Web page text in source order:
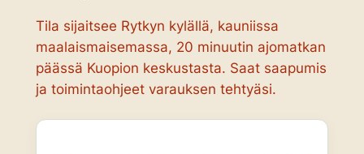
Tila sijaitsee Rytkyn kylällä, kauniissa
maalaismaisemassa, 20 minuutin ajomatkan
päässä Kuopion keskustasta. Saat saapumis
ja toimintaohjeet varauksen tehtyäsi.